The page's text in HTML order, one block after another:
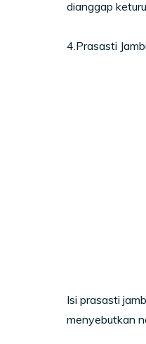
dianggap
4.Prasasti
Isi prasasti
menyebutkan